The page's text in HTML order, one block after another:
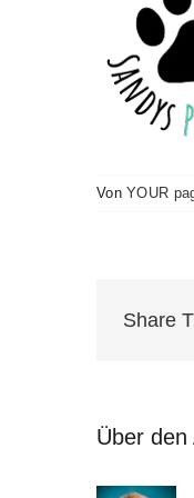
VonYOUR
Share
Über den